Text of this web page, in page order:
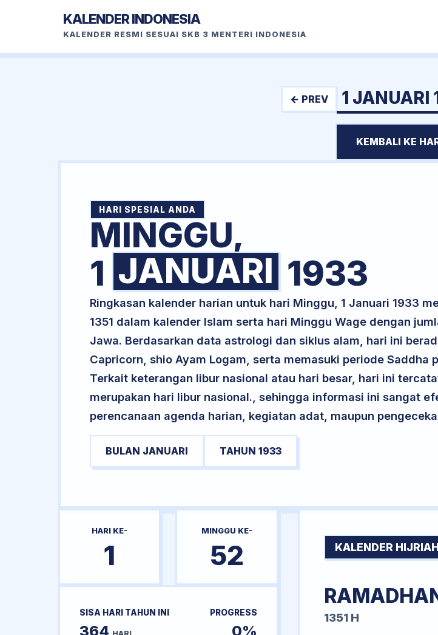
KALENDER INDONESIA
KALENDER RESMI SESUAI SKB 3 MENTERI INDONESIA
← PREV 1 JANUARI
KEMBALI KE
HARI SPESIAL ANDA
MINGGU,
1 JANUARI 1933
Ringkasan kalender harian untuk hari Minggu, 1 Januari 1933
1351 dalam kalender Islam serta hari Minggu Wage dengan
Jawa. Berdasarkan data astrologi dan siklus alam, hari ini
Capricorn, shio Ayam Logam, serta memasuki periode Saddha
Terkait keterangan libur nasional atau hari besar, hari ini
merupakan hari libur nasional., sehingga informasi ini sangat
perencanaan agenda harian, kegiatan adat, maupun
BULAN JANUARI TAHUN 1933
HARI KE-
1
MINGGU KE-
52
SISA HARI TAHUN INI
364
PROGRESS
0%
KALENDER HIJRIAH
1351 H